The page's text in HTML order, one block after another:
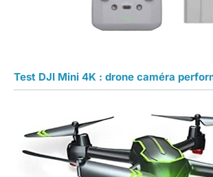
Test DJI Mini 4K : drone caméra